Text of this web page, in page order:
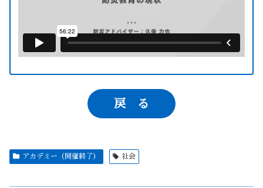
戻 る
アカデミー（開催終了） 社会